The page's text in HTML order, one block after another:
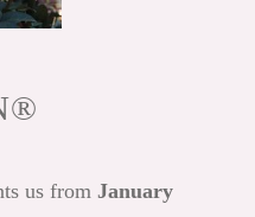
us fromJanuary